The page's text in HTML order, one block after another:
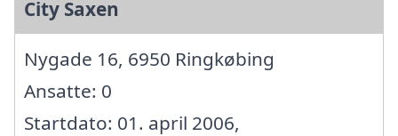
City Saxen
Nygade 16, 6950 Ringkøbing
Ansatte: 0
Startdato: 01. april 2006,